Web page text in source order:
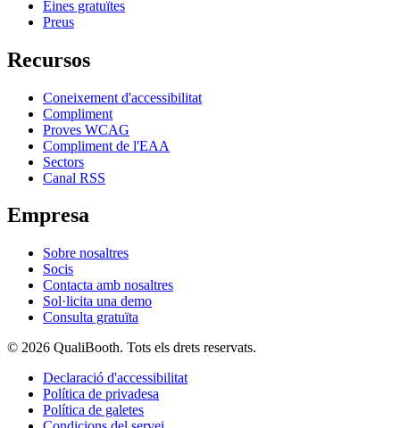
Eines gratuïtes
Preus
Recursos
Coneixement d'accessibilitat
Compliment
Proves WCAG
Compliment de l'EAA
Sectors
Canal RSS
Empresa
Sobre nosaltres
Socis
Contacta amb nosaltres
Sol·licita una demo
Consulta gratuïta
© 2026 QualiBooth. Tots els drets reservats.
Declaració d'accessibilitat
Política de privadesa
Política de galetes